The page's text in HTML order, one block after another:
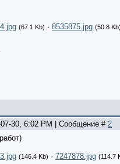
(67.1 Kb) · 8535875.jpg (50.8 Kb)
30, 6:02 PM | Сообщение # 2
(146.4 Kb) · 7247878.jpg (114.7